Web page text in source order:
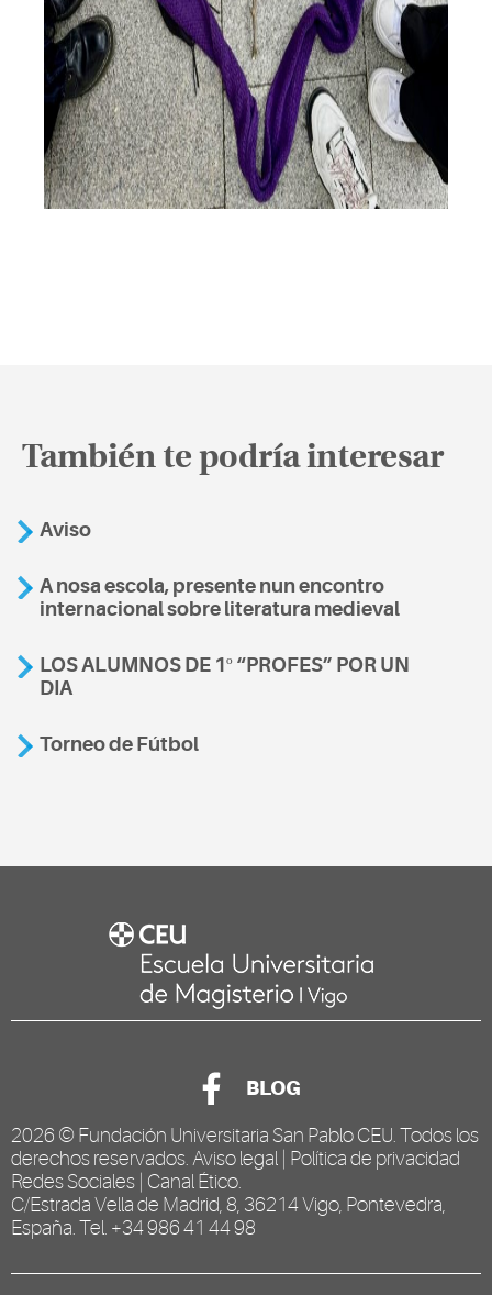
También te podría interesar
Aviso
A nosa escola, presente nun encontro
internacional sobre literatura medieval
LOS ALUMNOS DE 1º “PROFES” POR UN
DIA
Torneo de Fútbol
BLOG
2026 © Fundación Universitaria San Pablo CEU . Todos los
derechos reservados. Aviso legal
Política de privacidad
Redes Sociales Canal Ético
C/Estrada Vella de Madrid, 8, 36214 Vigo, Pontevedra,
España. Tel. +34 986 41 44 98